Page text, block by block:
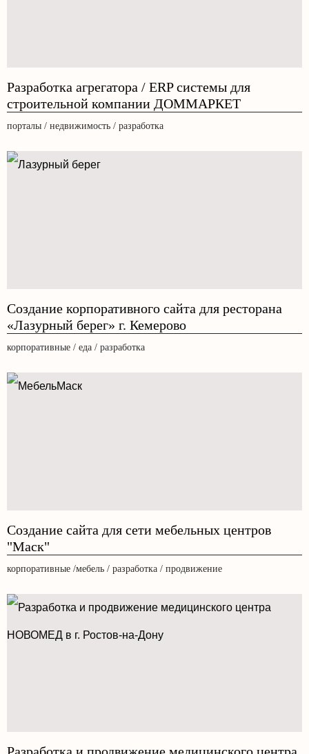
Разработка агрегатора / ERP системы для
строительной компании ДОММАРКЕТ
порталы / недвижимость / разработка
Создание корпоративного сайта для ресторана
«Лазурный берег» г. Кемерово
корпоративные / еда / разработка
Создание сайта для сети мебельных центров
"Маск"
корпоративные /мебель / разработка / продвижение